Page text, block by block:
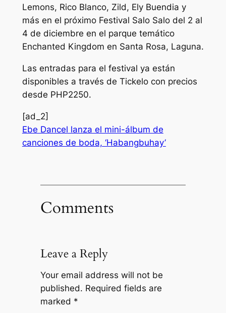
Lemons, Rico Blanco, Zild, Ely Buendia y
más en el próximo Festival Salo Salo del 2 al
4 de diciembre en el parque temático
Enchanted Kingdom en Santa Rosa, Laguna.
Las entradas para el festival ya están
disponibles a través de Tickelo con precios
desde PHP2250.
[ad_2]
Ebe Dancel lanza el mini-álbum de
canciones de boda, ‘Habangbuhay’
Comments
Leave a Reply
Your email address will not be
published. Required fields are
marked *